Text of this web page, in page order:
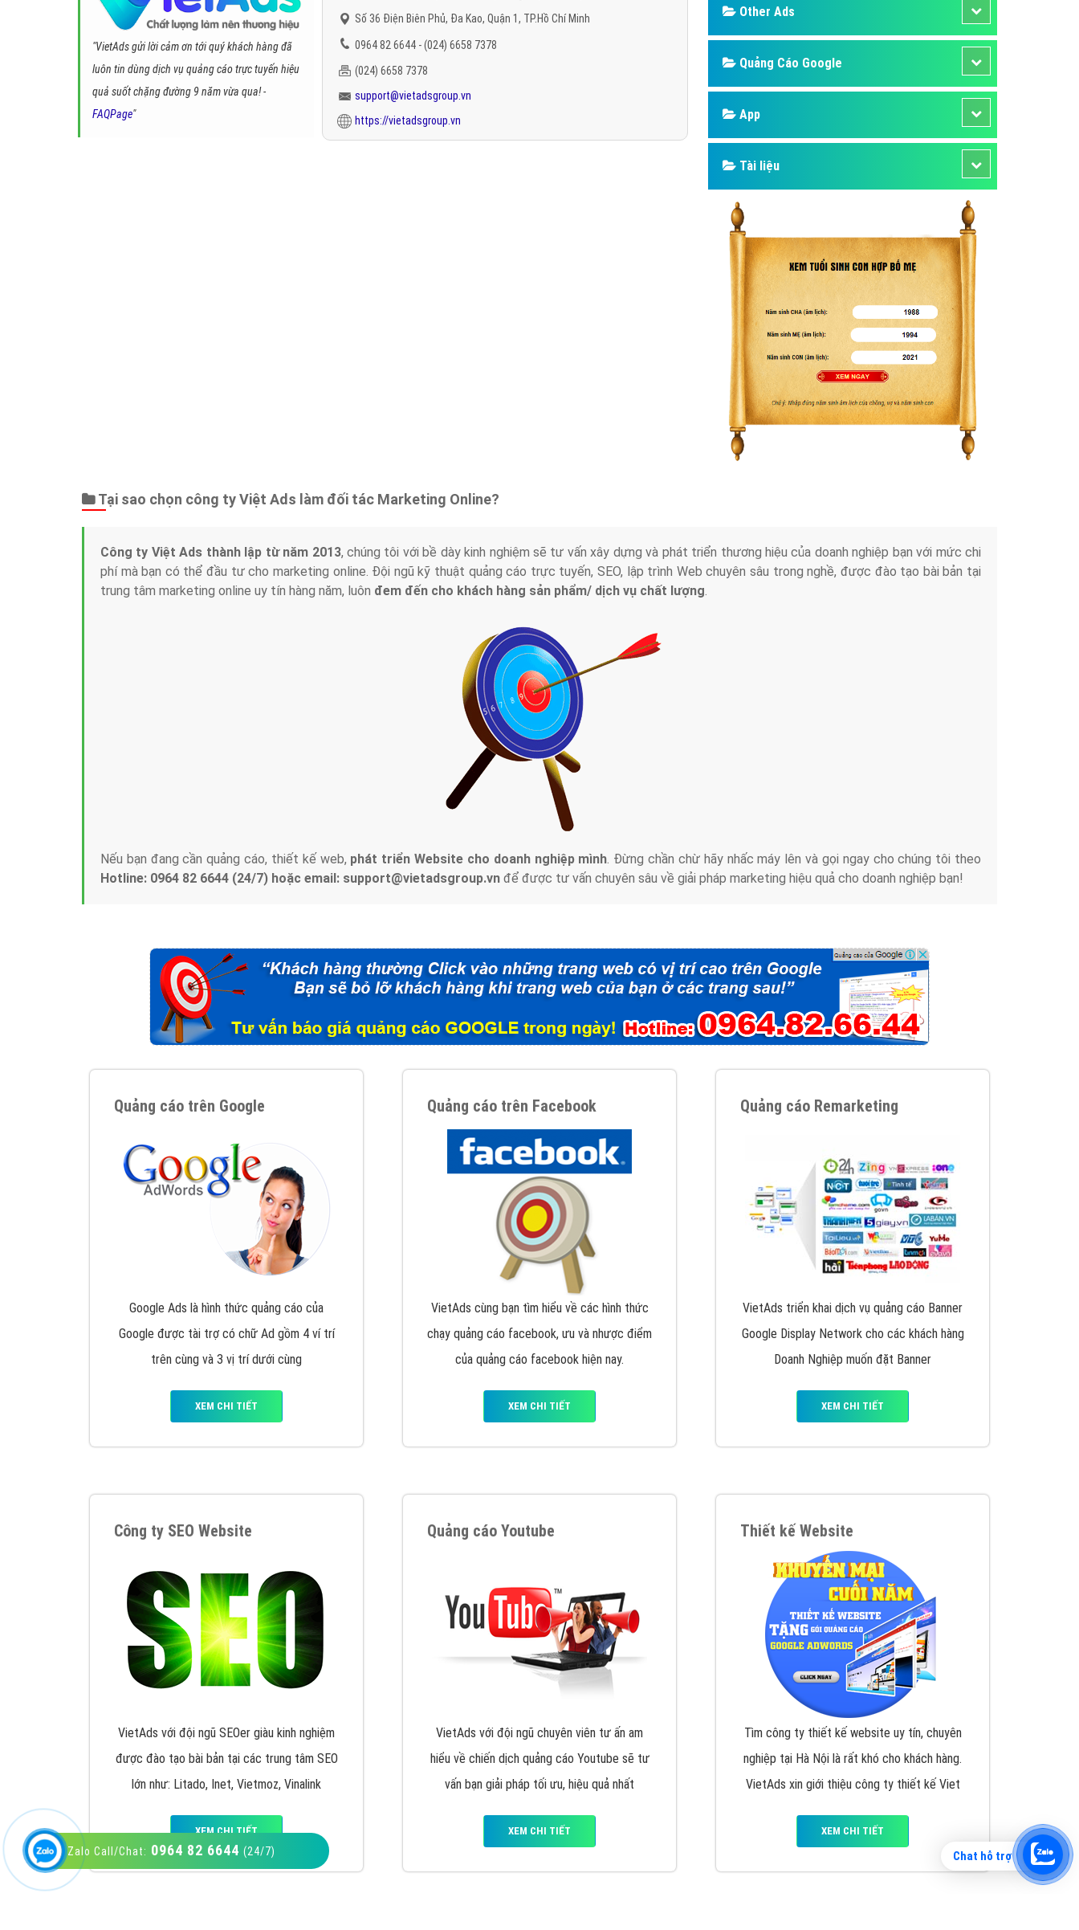
"VietAds gửi lời cảm ơn tới quý khách hàng đã
luôn tin dùng dịch vụ quảng cáo trực tuyến hiệu
quả suốt chặng đường 9 năm vừa qua! -
FAQPage"
Số 36 Điện Biên Phủ, Đa Kao, Quận 1, TP.Hồ Chí Minh
0964 82 6644 - (024) 6658 7378
(024) 6658 7378
support@vietadsgroup.vn
https://vietadsgroup.vn
Other Ads
Quảng Cáo Google
App
Tài liệu
Chat hỗ trợ
Zalo Call/Chat: 0964 82 6644 (24/7)
Tại sao chọn công ty Việt Ads làm đối tác Marketing Online?
Công ty Việt Ads thành lập từ năm 2013, chúng tôi với bề dày kinh nghiệm sẽ tư vấn xây dựng và phát triển thương hiệu của doanh nghiệp bạn với mức chi
phí mà bạn có thể đầu tư cho marketing online. Đội ngũ kỹ thuật quảng cáo trực tuyến, SEO, lập trình Web chuyên sâu trong nghề, được đào tạo bài bản tại
trung tâm marketing online uy tín hàng năm, luôn đem đến cho khách hàng sản phẩm/ dịch vụ chất lượng
Nếu bạn đang cần quảng cáo, thiết kế web, phát triển Website cho doanh nghiệp mình . Đừng chần chừ hãy nhấc máy lên và gọi ngay cho chúng tôi theo
Hotline: 0964 82 6644 (24/7) hoặc email: support@vietadsgroup.vn để được tư vấn chuyên sâu về giải pháp marketing hiệu quả cho doanh nghiệp bạn!
Quảng cáo trên Google
Google Ads là hình thức quảng cáo của
Google được tài trợ có chữ Ad gồm 4 ví trí
trên cùng và 3 vị trí dưới cùng
XEM CHI TIẾT
Quảng cáo trên Facebook
VietAds cùng bạn tìm hiểu về các hình thức
chạy quảng cáo facebook, ưu và nhược điểm
của quảng cáo facebook hiện nay.
XEM CHI TIẾT
Quảng cáo Remarketing
VietAds triển khai dịch vụ quảng cáo Banner
Google Display Network cho các khách hàng
Doanh Nghiệp muốn đặt Banner
XEM CHI TIẾT
Công ty SEO Website
VietAds với đội ngũ SEOer giàu kinh nghiệm
được đào tạo bài bản tại các trung tâm SEO
lớn như: Litado, Inet, Vietmoz, Vinalink
XEM CHI TIẾT
Quảng cáo Youtube
VietAds với đội ngũ chuyên viên tư ấn am
hiểu về chiến dịch quảng cáo Youtube sẽ tư
vấn bạn giải pháp tối ưu, hiệu quả nhất
XEM CHI TIẾT
Thiết kế Website
Tìm công ty thiết kế website uy tín, chuyên
nghiệp tại Hà Nội là rất khó cho khách hàng.
VietAds xin giới thiệu công ty thiết kế Viet
XEM CHI TIẾT